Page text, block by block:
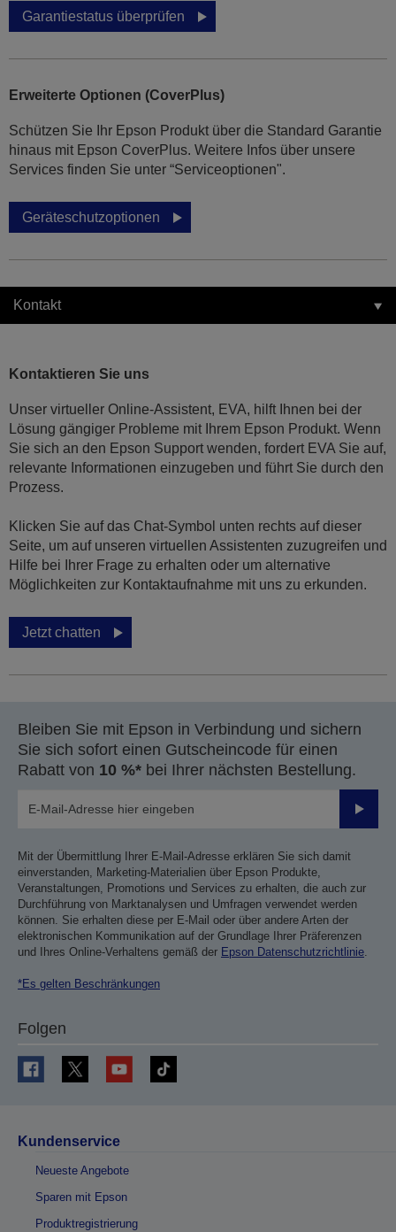
Garantiestatus überprüfen
Erweiterte Optionen (CoverPlus)
Schützen Sie Ihr Epson Produkt über die Standard Garantie
hinaus mit Epson CoverPlus. Weitere Infos über unsere
Services finden Sie unter “Serviceoptionen".
Geräteschutzoptionen
Kontakt
Kontaktieren Sie uns
Unser virtueller Online-Assistent, EVA, hilft Ihnen bei der
Lösung gängiger Probleme mit Ihrem Epson Produkt. Wenn
Sie sich an den Epson Support wenden, fordert EVA Sie auf,
relevante Informationen einzugeben und führt Sie durch den
Prozess.
Klicken Sie auf das Chat-Symbol unten rechts auf dieser
Seite, um auf unseren virtuellen Assistenten zuzugreifen und
Hilfe bei Ihrer Frage zu erhalten oder um alternative
Möglichkeiten zur Kontaktaufnahme mit uns zu erkunden.
Jetzt chatten
Bleiben Sie mit Epson in Verbindung und sichern
Sie sich sofort einen Gutscheincode für einen
Rabatt von 10 %* bei Ihrer nächsten Bestellung.
Mit der Übermittlung Ihrer E-Mail-Adresse erklären Sie sich damit
einverstanden, Marketing-Materialien über Epson Produkte,
Veranstaltungen, Promotions und Services zu erhalten, die auch zur
Durchführung von Marktanalysen und Umfragen verwendet werden
können. Sie erhalten diese per E-Mail oder über andere Arten der
elektronischen Kommunikation auf der Grundlage Ihrer Präferenzen
und Ihres Online-Verhaltens gemäß der Epson Datenschutzrichtlinie.
*Es gelten Beschränkungen
Folgen
Kundenservice
Neueste Angebote
Sparen mit Epson
Produktregistrierung